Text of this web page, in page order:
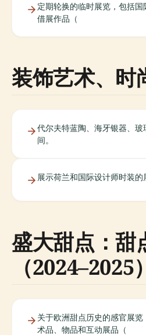
定期轮换的临时展览，包括国
借展作品（
装饰艺术、时
代尔夫特蓝陶、海牙银器、
间。
展示荷兰和国际设计师时装的
盛大甜点：甜
（2024–2025）
关于欧洲甜点历史的感官展览
术品、物品和互动展品（